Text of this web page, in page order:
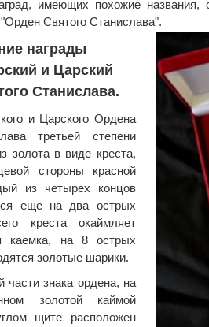
имеющих похожие названия,
Святого Станислава".
награды
и Царский
Станислава.
и Царского Ордена
третьей степени
золота в виде креста,
стороны красной
из четырех концов
еще на два острых
креста окаймляет
каемка, на 8 острых
золотые шарики.
части знака ордена, на
золотой каймой
щите расположен